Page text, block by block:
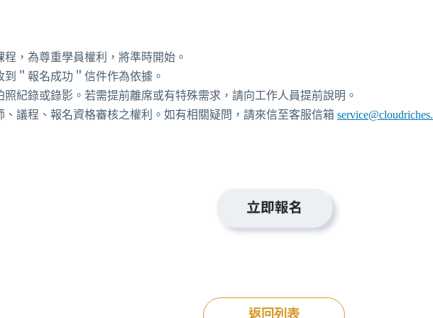
，為尊重學員權利，將準時開始。
＂報名成功＂信件作為依據。
照紀錄或錄影。若需提前離席或有特殊需求，請向工作人員提前說明。
、議程、報名資格審核之權利。如有相關疑問，請來信至客服信箱
返回列表